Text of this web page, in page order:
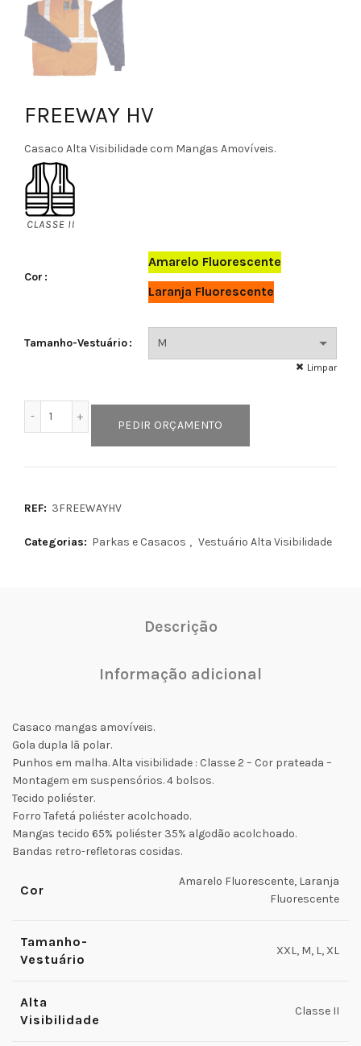
FREEWAY HV
Casaco Alta Visibilidade com Mangas Amovíveis.
Cor
Amarelo Fluorescente
Laranja Fluorescente
Tamanho-Vestuário
Limpar
Quantidade de FREEWAY HV
PEDIR ORÇAMENTO
REF: 3FREEWAYHV
Categorias: Parkas e Casacos , Vestuário Alta Visibilidade
Descrição
Informação adicional
Casaco mangas amovíveis.
Gola dupla lã polar.
Punhos em malha. Alta visibilidade : Classe 2 – Cor prateada –
Montagem em suspensórios. 4 bolsos.
Tecido poliéster.
Forro Tafetá poliéster acolchoado.
Mangas tecido 65% poliéster 35% algodão acolchoado.
Bandas retro-refletoras cosidas.
Cor
Amarelo Fluorescente, Laranja
Fluorescente
Tamanho-
Vestuário
XXL, M, L, XL
Alta
Visibilidade
Classe II